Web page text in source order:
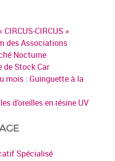
CIRCUS »
des Associations
Nocturne
de Stock Car
mois : Guinguette à la
d’oreilles en résine UV
Spécialisé